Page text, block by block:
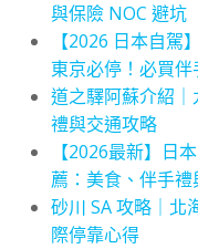
與保險 NOC 避坑
【2026 日本自駕
東京必停！必買
道之驛阿蘇介紹
禮與交通攻略
【2026最新】日
薦：美食、伴手
砂川 SA 攻略｜北
際停靠心得